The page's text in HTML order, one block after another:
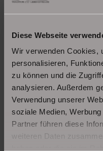
Diese Webseite
Wir verwenden Cookies,
personalisieren,
zu können und die
analysieren. Außerdem
Verwendung unserer
soziale Medien,
Partner führen diese
weiteren Daten
Erfurt
Moderne,